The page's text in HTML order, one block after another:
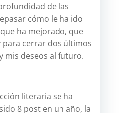
de las
cómo le ha ido
ha mejorado, que
para cerrar dos últimos
mis deseos al futuro.
literaria se ha
8 post en un año, la